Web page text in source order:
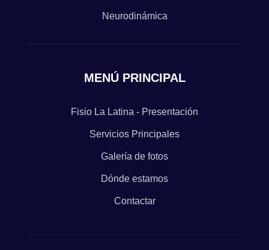
Neurodinámica
MENÚ PRINCIPAL
Fisio La Latina - Presentación
Servicios Principales
Galería de fotos
Dónde estamos
Contactar